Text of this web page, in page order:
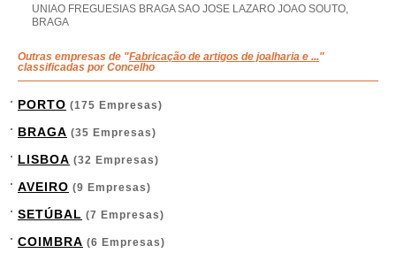
UNIAO FREGUESIAS BRAGA SAO JOSE LAZARO JOAO SOUTO,
BRAGA
Outras empresas de "Fabricação de artigos de joalharia e ..."
classificadas por Concelho
PORTO (175 Empresas)
BRAGA (35 Empresas)
LISBOA (32 Empresas)
AVEIRO (9 Empresas)
SETÚBAL (7 Empresas)
COIMBRA (6 Empresas)